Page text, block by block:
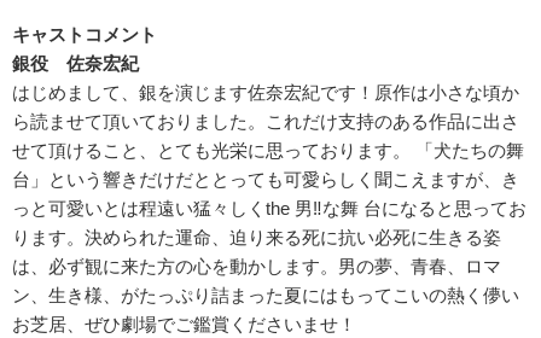
キャストコメント
銀役 佐奈宏紀
はじめまして、銀を演じます佐奈宏紀です！原作は小さな頃か
ら読ませて頂いておりました。これだけ支持のある作品に出さ
せて頂けること、とても光栄に思っております。 「犬たちの舞
台」という響きだけだととっても可愛らしく聞こえますが、き
っと可愛いとは程遠い猛々しくthe 男‼な舞 台になると思ってお
ります。決められた運命、迫り来る死に抗い必死に生きる姿
は、必ず観に来た方の心を動かします。男の夢、青春、ロマ
ン、生き様、がたっぷり詰まった夏にはもってこいの熱く儚い
お芝居、ぜひ劇場でご鑑賞くださいませ！